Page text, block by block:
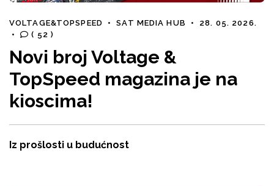
VOLTAGE&TOPSPEED • SAT MEDIA HUB •
28. 05. 2026.
•
( 52 )
Novi broj Voltage &
TopSpeed magazina je na
kioscima!
Iz prošlosti u budućnost